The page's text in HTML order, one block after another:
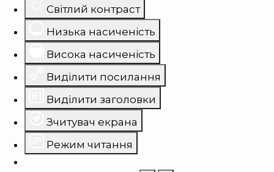
Світлий контраст
Низька насиченість
Висока насиченість
Виділити посилання
Виділити заголовки
Зчитувач екрана
Режим читання